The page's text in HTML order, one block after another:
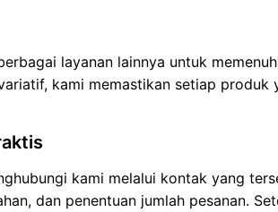
layanan lainnya untuk
kami memastikan setiap produk
kami melalui kontak yang
dan penentuan jumlah pesanan.